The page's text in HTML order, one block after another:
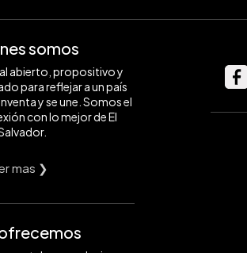
somos
abierto, propositivo y
para reflejar a un país
y se une. Somos el
con lo mejor de El
mas ❯